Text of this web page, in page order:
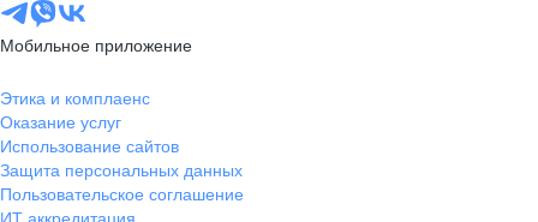
Мобильное приложение
Этика и комплаенс
Оказание услуг
Использование сайтов
Защита персональных данных
Пользовательское соглашение
ИТ аккредитация